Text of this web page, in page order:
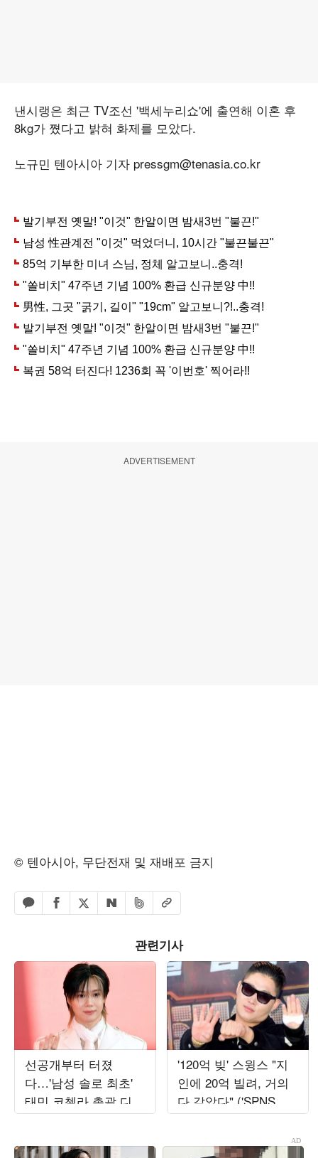
낸시랭은 최근 TV조선 '백세누리쇼'에 출연해 이혼 후
8kg가 쪘다고 밝혀 화제를 모았다.
노규민 텐아시아 기자 pressgm@tenasia.co.kr
ADVERTISEMENT
© 텐아시아, 무단전재 및 재배포 금지
카카오톡 공유하기
페이스북 공유하기
엑스 공유하기
네이버 공유하기
밴드 공유하기
URL복사
관련기사
선공개부터 터졌
다…'남성 솔로 최초'
태민 코첼라 총괄 디렉
터, 엠넷 서바이벌 출
'120억 빚' 스윙스 "지
인에 20억 빌려, 거의
다 갚았다" ('SPNS
TV')